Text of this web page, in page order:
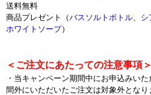
送料無料
商品プレゼント（バスソルトボトル、 シ
ホワイトソープ）
＜ご注文にあたっての注意事項＞
・当キャンペーン期間中にお申込みい
間外にいただいたご注文は対象外となり